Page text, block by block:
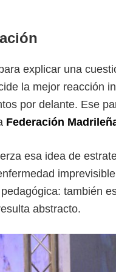
explicar una
la mejor reacción
por delante. Ese
Federación
esa idea de
también
abstracto.